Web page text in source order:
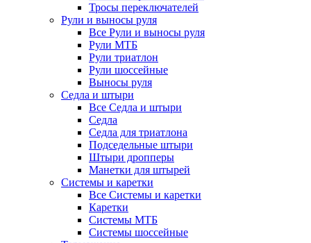
Тросы переключателей
Рули и выносы руля
Все Рули и выносы руля
Рули МТБ
Рули триатлон
Рули шоссейные
Выносы руля
Седла и штыри
Все Седла и штыри
Седла
Седла для триатлона
Подседельные штыри
Штыри дропперы
Манетки для штырей
Системы и каретки
Все Системы и каретки
Каретки
Системы МТБ
Системы шоссейные